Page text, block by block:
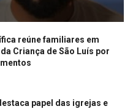
reúne familiares em
Criança de São Luís por
papel das igrejas e